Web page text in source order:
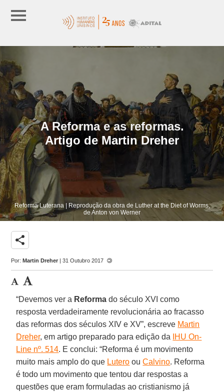
A Reforma e as reformas.
Artigo de Martin Dreher
Reforma Luterana | Reprodução da obra de Luther at the Diet of Worms,
de Anton von Werner
share
Por:Martin Dreher | 31 Outubro 2017
“Devemos ver a Reforma do século XVI como
resposta verdadeiramente revolucionária ao fracasso
das reformas dos séculos XIV e XV”, escreve Martin
Dreher, em artigo preparado para edição da
IHU On-
Line nº. 514. E conclui: “Reforma é um movimento
muito mais amplo do que Lutero ouCalvino. Reforma
é todo um movimento que tentou dar respostas a
questões que eram formuladas ao cristianismo já